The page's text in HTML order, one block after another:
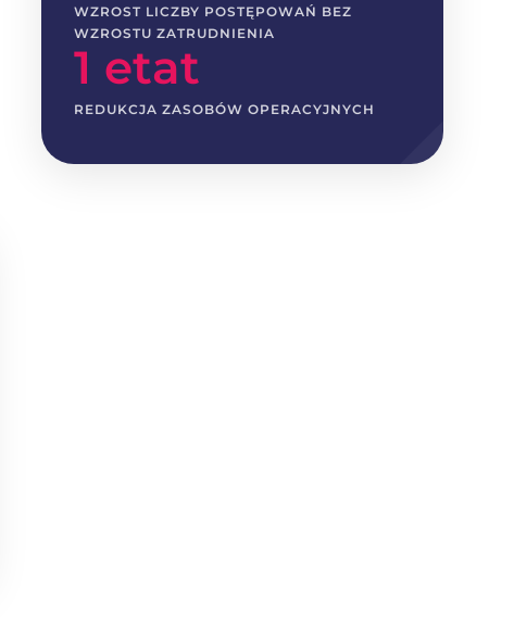
WZROST LICZBY POSTĘPOWAŃ BEZ
WZROSTU ZATRUDNIENIA
1 etat
REDUKCJA ZASOBÓW OPERACYJNYCH